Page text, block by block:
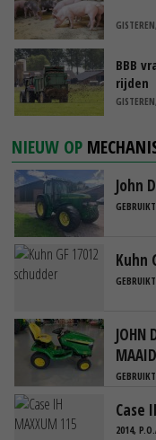
BBB
rijden
NIEUW OP
John
Kuhn
JOHN
Case
2014,